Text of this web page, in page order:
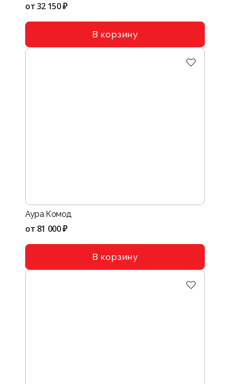
от32 150 ₽
В корзину
Аура Комод
от 81 000 ₽
В корзину